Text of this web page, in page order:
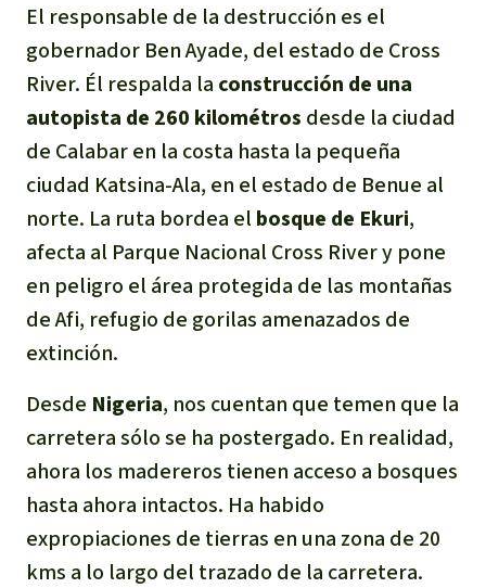
El responsable de la destrucción es el
gobernador Ben Ayade, del estado de Cross
River. Él respalda la construcción de una
autopista de 260 kilométros desde la ciudad
de Calabar en la costa hasta la pequeña
ciudad Katsina-Ala, en el estado de Benue al
norte. La ruta bordea el bosque de Ekuri,
afecta al Parque Nacional Cross River y pone
en peligro el área protegida de las montañas
de Afi, refugio de gorilas amenazados de
extinción.
Desde Nigeria, nos cuentan que temen que la
carretera sólo se ha postergado. En realidad,
ahora los madereros tienen acceso a bosques
hasta ahora intactos. Ha habido
expropiaciones de tierras en una zona de 20
kms a lo largo del trazado de la carretera.